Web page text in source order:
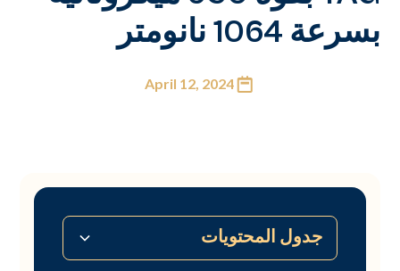
بسرعة 1064 نانومتر
April 12, 2024
جدول المحتويات